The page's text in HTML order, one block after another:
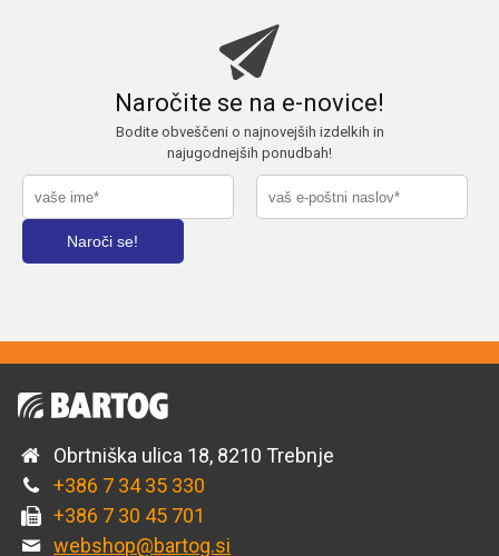
Naročite se na e-novice!
Bodite obveščeni o najnovejših izdelkih in
najugodnejših ponudbah!
Obrtniška ulica 18, 8210 Trebnje
+386 7 34 35 330
+386 7 30 45 701
webshop@bartog.si